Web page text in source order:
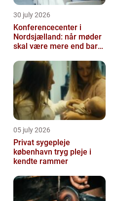
30 july 2026
Konferencecenter i
Nordsjælland: når møder
skal være mere end bare
05 july 2026
Privat sygepleje
københavn tryg pleje i
kendte rammer